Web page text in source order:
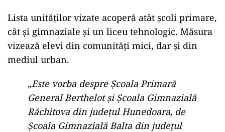
Lista unităților vizate acoperă atât școli primare,
cât și gimnaziale și un liceu tehnologic. Măsura
vizează elevi din comunități mici, dar și din
mediul urban.
„Este vorba despre Școala Primară
General Berthelot și Școala Gimnazială
Răchitova din județul Hunedoara, de
Școala Gimnazială Balta din județul